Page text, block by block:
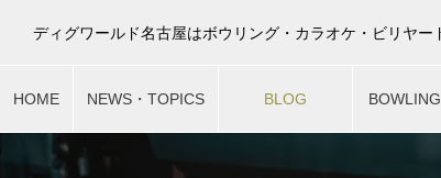
HOME
NEWS・TOPICS
BLOG
BOWLING